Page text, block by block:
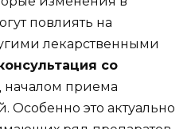
повлиять на
лекарственными
со
началом приема
Особенно это актуально